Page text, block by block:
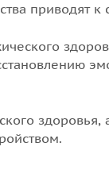
приводят к
здоровья,